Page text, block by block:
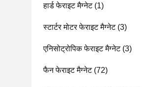
हार्ड फेराइट मैग्नेट(1)
स्टार्टर मोटर फेराइट मैग्नेट(3)
एनिसोट्रोपिक फेराइट मैग्नेट(3)
फैन फेराइट मैग्नेट(72)